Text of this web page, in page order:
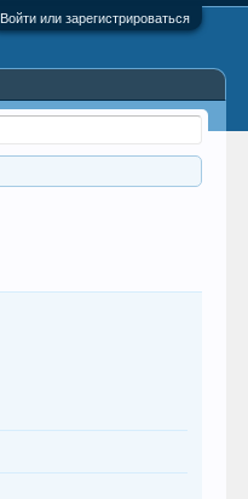
Войти или зарегистрироваться